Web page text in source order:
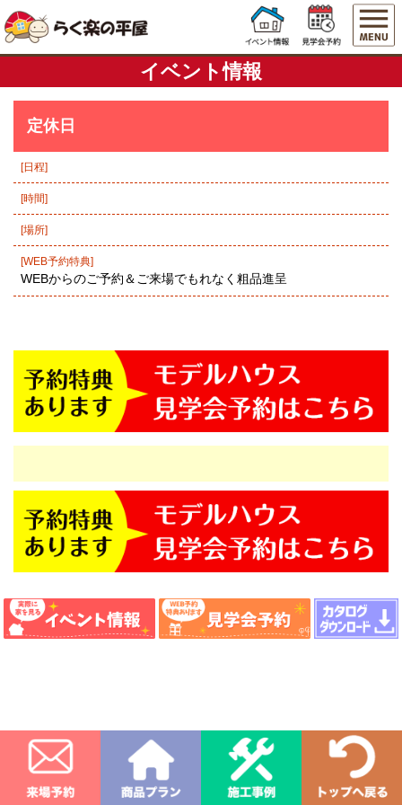
イベント情報
定休日
[日程]
[時間]
[場所]
[WEB予約特典]
WEBからのご予約＆ご来場でもれなく粗品進呈